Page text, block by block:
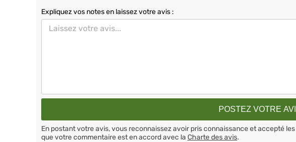
Expliquez vos notes en laissez votre avis :
En postant votre avis, vous reconnaissez avoir pris connaissance et accepté les
que votre commentaire est en accord avec la Charte des avis.